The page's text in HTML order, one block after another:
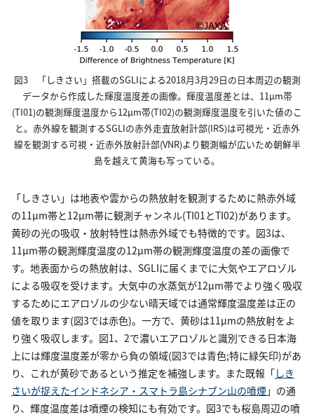
図3 「しきさい」搭載のSGLIによる2018月3月29日の日本周辺の観測
データから作成した輝度温度差の画像。輝度温度差とは、11µm帯
(TI01)の観測輝度温度から12µm帯(TI02)の観測輝度温度を引いた値のこ
と。赤外線を観測するSGLIの赤外走査放射計部(IRS)は可視光・近赤外
線を観測する可視・近赤外放射計部(VNR)より観測幅が広いため朝鮮半
島を越えて黄海も写っている。
「しきさい」は地表や雲からの熱放射を観測するために熱赤外域
の11µm帯と12µm帯に観測チャンネル(TI01とTI02)があります。
黄砂の光の吸収・放射特性は熱赤外域でも特徴的です。図3は、
11µm帯の観測輝度温度の12µm帯の観測輝度温度の差の画像で
す。地表面からの熱放射は、SGLIに届くまでに大気やエアロゾル
による吸収を受けます。大気中の水蒸気が12µm帯でより強く吸収
するためにエアロゾルの少ない晴天域では通常輝度温度差は正の
値を取ります(図3では赤色)。一方で、黄砂は11µmの熱放射をよ
り強く吸収します。図1、2で濃いエアロゾルと識別できる日本海
上には輝度温度差が零から負の領域(図3では青色;特に緑矢印)があ
り、これが黄砂であるという推定を補強します。また既報「しき
さいが捉えたインドネシア・スマトラ島シナブン山の噴煙」の通
り、輝度温度差は噴煙の検知にも有効です。図3でも桜島周辺の噴